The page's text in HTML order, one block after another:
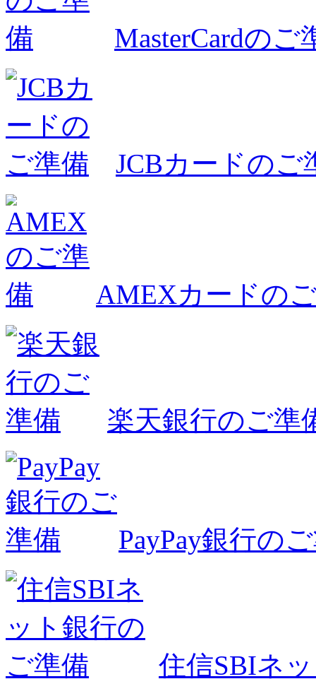
MasterCardのご
JCBカードのご
AMEXカードの
楽天銀行のご準
PayPay銀行の
住信SBIネ